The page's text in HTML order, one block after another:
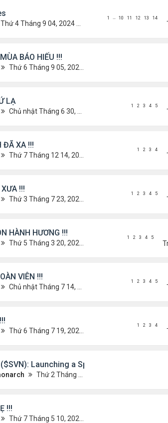
Thứ 4 Tháng 9 04, 2024 12:11 pm
1 … 10 11 12 13 14
BÁO HIẾU !!!
Thứ 6 Tháng 9 05, 2025 1:52 pm
LẠ
Chủ nhật Tháng 6 30, 2024 12:19 pm
1 2 3 4 5
ĐÃ XA !!!
Thứ 7 Tháng 12 14, 2024 2:15 am
1 2 3 4
!!!
Thứ 3 Tháng 7 23, 2024 3:22 pm
1 2 3 4 5
HÀNH HƯƠNG !!!
Thứ 5 Tháng 3 20, 2025 5:00 pm
1 2 3 4 5
VIÊN !!!
Chủ nhật Tháng 7 14, 2024 10:46 am
1 2 3 4 5
Thứ 6 Tháng 7 19, 2024 5:22 pm
1 2 3 4
Launching a Spiritually Backed Token
Thứ 2 Tháng 5 19, 2025 7:01 am
!!!
Thứ 7 Tháng 5 10, 2025 4:21 pm